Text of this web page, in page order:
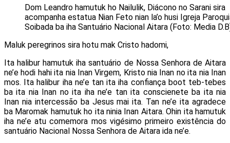
Dom Leandro hamutuk ho Nailulik, Diácono no Sarani sira
acompanha estatua Nian Feto nian la’o husi Igreja
Soibada ba iha Santuário Nacional Aitara (Foto: Media
Maluk peregrinos sira hotu mak Cristo hadomi,
Ita halibur hamutuk iha santuário de Nossa Senhora de Aitara
ne’e hodi hahi ita nia Inan Virgem, Kristo nia Inan no ita nia Inan
mos. Ita halibur iha ne’e tan ita iha confiança boot teb-tebes
ba ita nia Inan no ita iha ne’e tan ita conscienete ba ita nia
Inan nia intercessão ba Jesus mai ita. Tan ne’e ita agradece
ba Maromak hamutuk ho ita ninia Inan Aitara. Ohin ita hamutuk
iha ne’e atu comemora mos vigésimo primeiro existência do
santuário Nacional Nossa Senhora de Aitara ida ne’e.